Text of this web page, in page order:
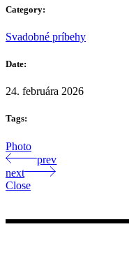
Category:
Svadobné príbehy
Date:
24. februára 2026
Tags:
Photo
prev
next
Close